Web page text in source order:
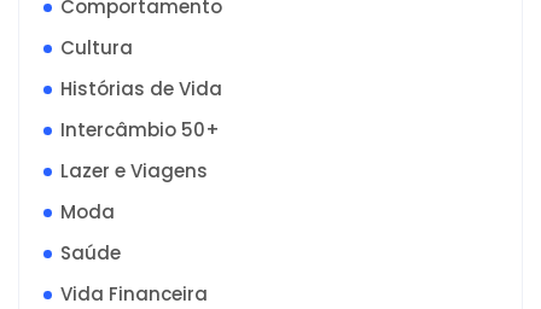
Comportamento
Cultura
Histórias de Vida
Intercâmbio 50+
Lazer e Viagens
Moda
Saúde
Vida Financeira